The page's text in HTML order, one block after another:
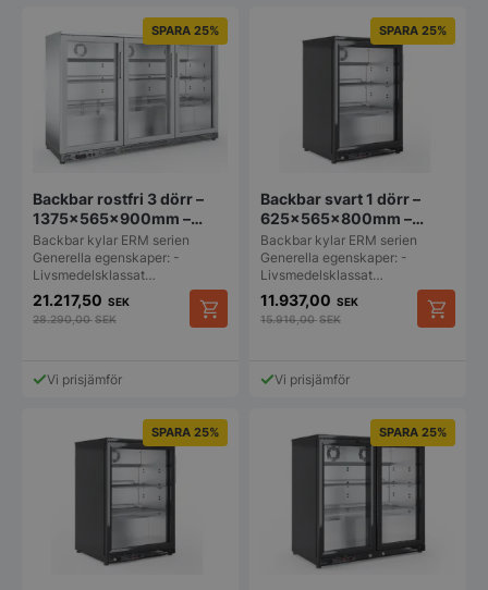
SPARA 25%
Backbar rostfri 3 dörr –
1375x565x900mm –
Fagor
Backbar kylar ERM serien
Generella egenskaper: -
Livsmedelsklassat…
21.217,50 SEK
28.290,00SEK
Vi prisjämför
SPARA 25%
Backbar svart 1 dörr –
625x565x800mm –
Fagor
Backbar kylar ERM serien
Generella egenskaper: -
Livsmedelsklassat…
11.937,00 SEK
15.916,00SEK
Vi prisjämför
SPARA 25% SPARA 25%